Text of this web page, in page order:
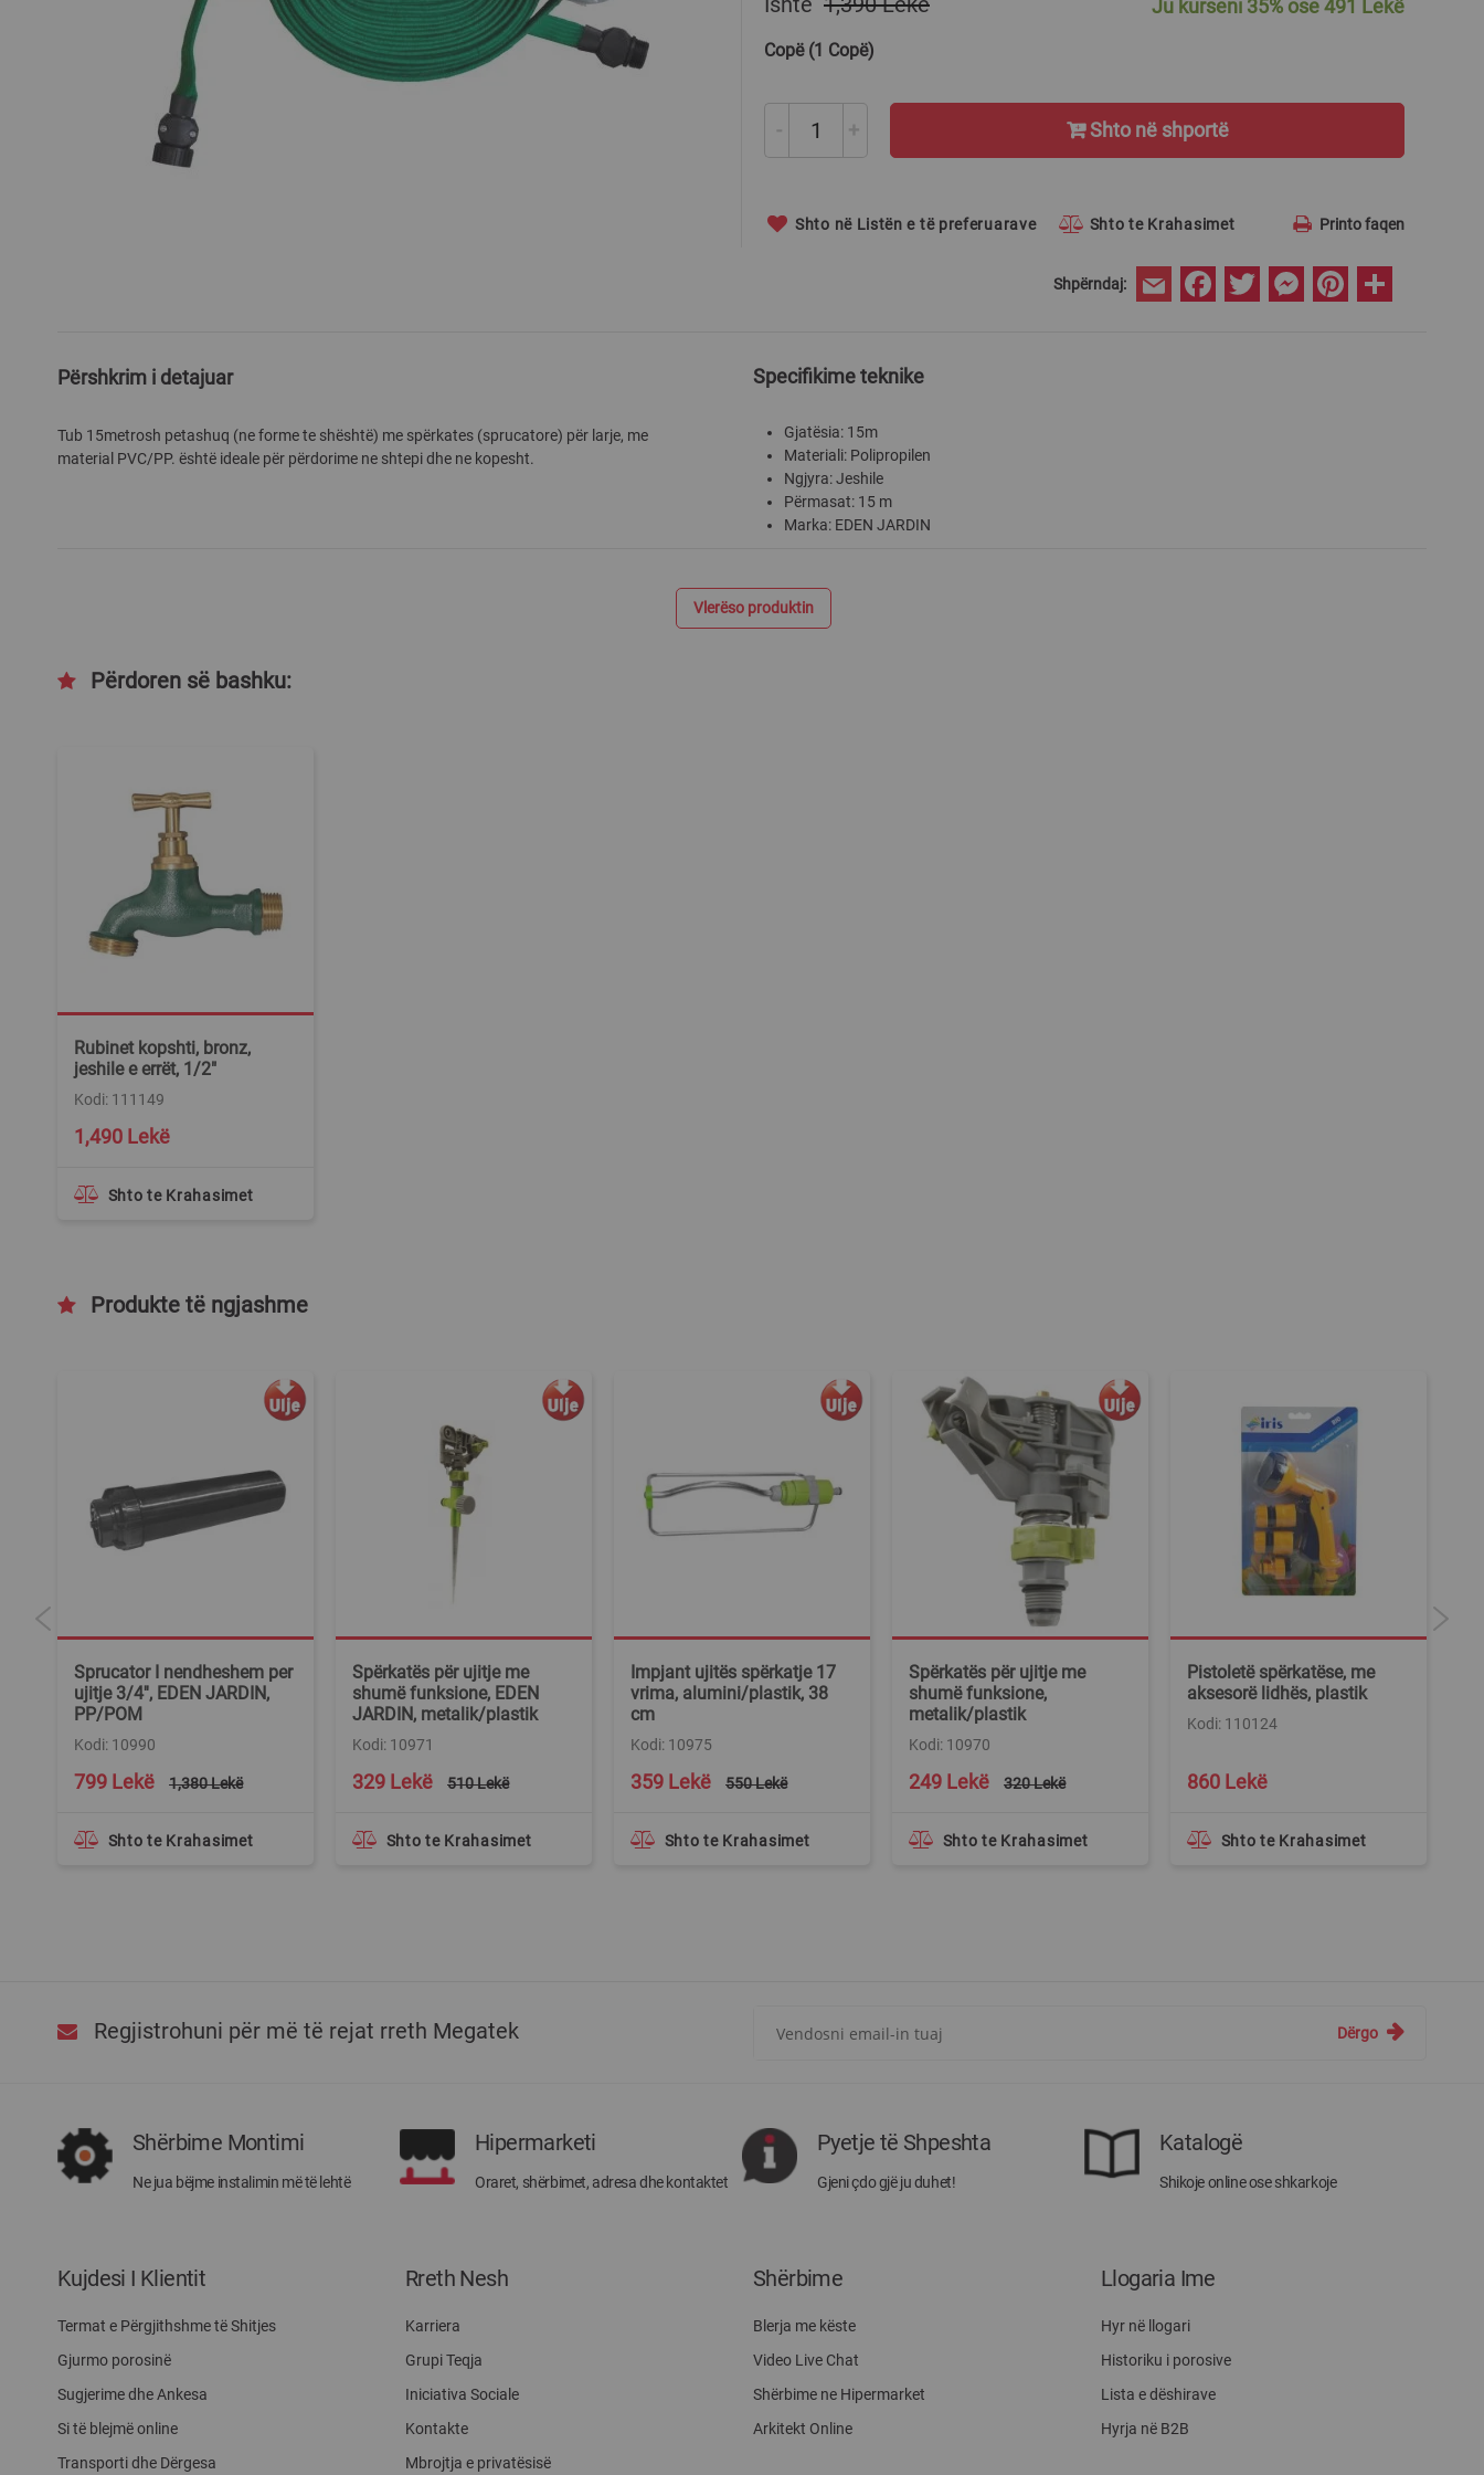
images
Ju kurseni 35% ose491 Lekë
Copë (1 Copë)
- + Shto në shportë
Shto në Listën e të preferuarave Shto te Krahasimet Printo faqen
Shpërndaj: Email FacebookTwitter MessengerPinterest
Përshkrim i detajuar
Tub 15metrosh petashuq (ne forme te shështë) me spërkates (sprucatore) për larje, me
material PVC/PP. është ideale për përdorime ne shtepi dhe ne kopesht.
Specifikime teknike
Gjatësia: 15m
Materiali: Polipropilen
Ngjyra: Jeshile
Përmasat: 15 m
Marka: EDEN JARDIN
Vlerëso produktin
Përdoren së bashku:
Rubinet kopshti, bronz,
jeshile e errët, 1/2"
1,490 Lekë
Kodi: 111149
Shto te Krahasimet
Produkte të ngjashme
Sprucator I nendheshem per
ujitje 3/4'', EDEN JARDIN,
PP/POM
Special
Price
799 Lekë 1,380 Lekë
Kodi: 10990
Shto te Krahasimet
Spërkatës për ujitje me
shumë funksione, EDEN
JARDIN, metalik/plastik
Special
Price
329 Lekë 510 Lekë
Kodi: 10971
Shto te Krahasimet
Impjant ujitës spërkatje 17
vrima, alumini/plastik, 38
cm
Special
Price
359 Lekë 550 Lekë
Kodi: 10975
Shto te Krahasimet
Spërkatës për ujitje me
shumë funksione,
metalik/plastik
Special
Price
249 Lekë 320 Lekë
Kodi: 10970
Shto te Krahasimet
Pistoletë spërkatëse, me
aksesorë lidhës, plastik
860 Lekë
Kodi: 110124
Shto te Krahasimet
Regjistrohuni për më të rejat rreth Megatek
rreth
Megatek:
Dërgo
Shërbime Montimi
Ne jua bëjme instalimin më të lehtë
Hipermarketi
Oraret, shërbimet, adresa dhe kontaktet
Pyetje të Shpeshta
Gjeni çdo gjë ju duhet!
Katalogë
Shikoje online ose shkarkoje
Kujdesi I Klientit
Termat e Përgjithshme të Shitjes
Gjurmo porosinë
Sugjerime dhe Ankesa
Si të blejmë online
Transporti dhe Dërgesa
Rreth Nesh
Karriera
Grupi Teqja
Iniciativa Sociale
Kontakte
Mbrojtja e privatësisë
Shërbime
Blerja me këste
Video Live Chat
Shërbime ne Hipermarket
Arkitekt Online
Llogaria Ime
Hyr në llogari
Historiku i porosive
Lista e dëshirave
Hyrja në B2B